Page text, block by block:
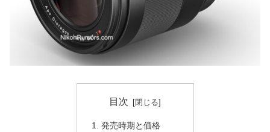
目次
発売時期と価格